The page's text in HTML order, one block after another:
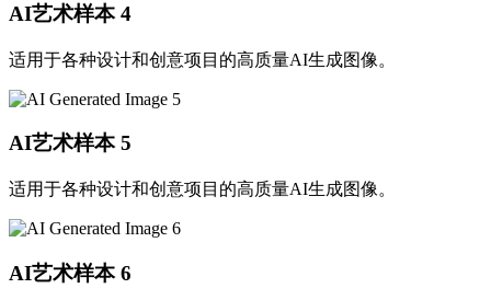
AI艺术样本 4
适用于各种设计和创意项目的高质量AI生成图像。
AI艺术样本 5
适用于各种设计和创意项目的高质量AI生成图像。
AI艺术样本 6